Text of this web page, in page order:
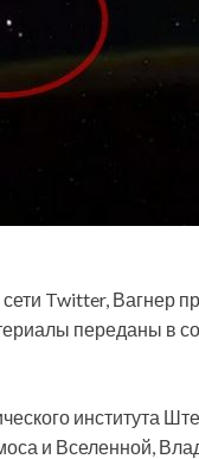
Twitter, Вагнер
переданы в
института
и Вселенной,